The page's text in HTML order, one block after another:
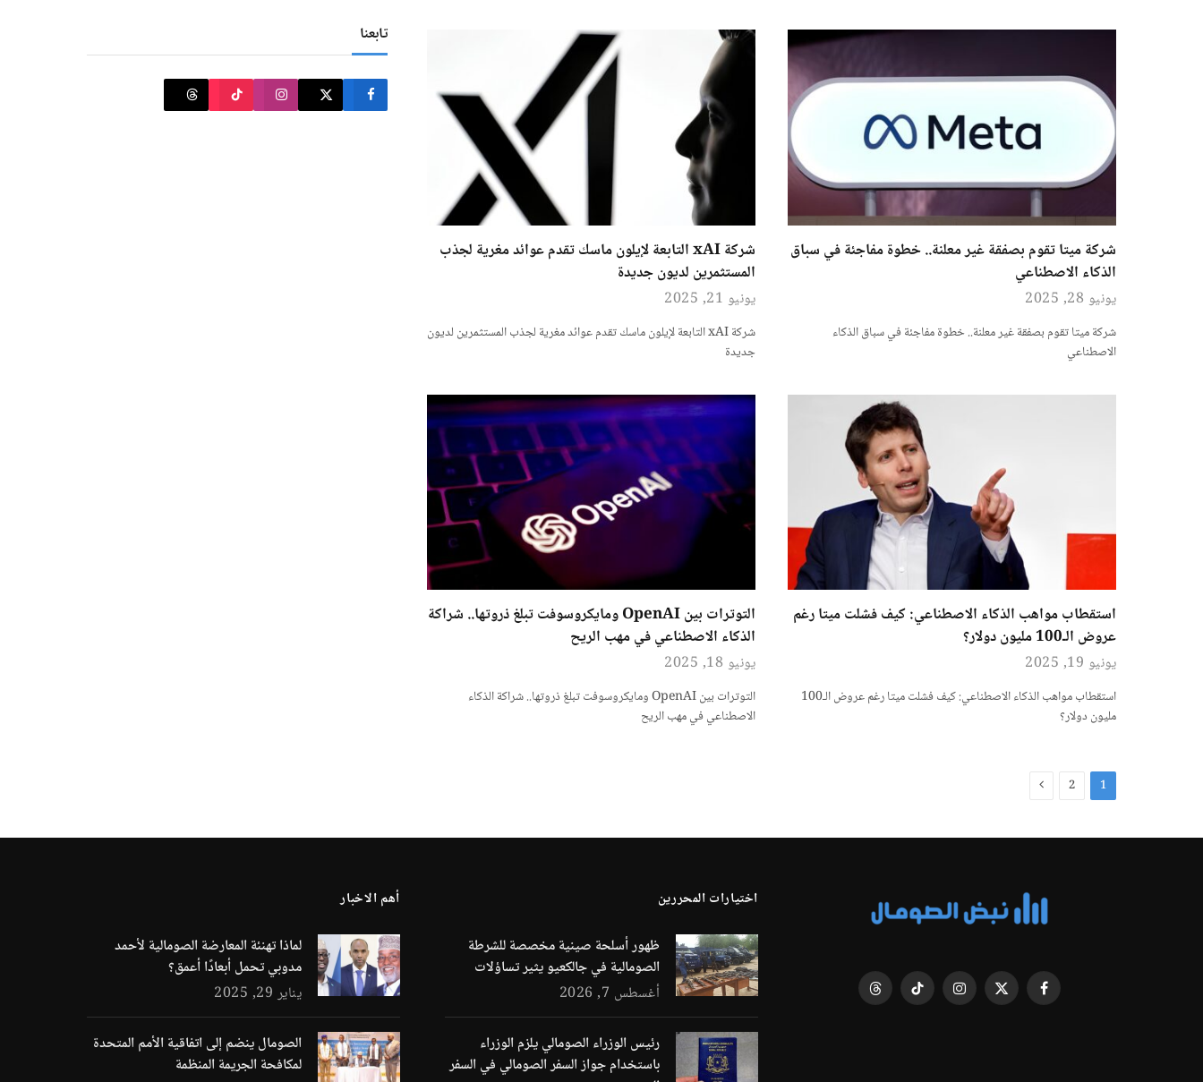
شركة ميتا تقوم بصفقة غير معلنة.. خطوة مفاجئة في سباق
الذكاء الاصطناعي
يونيو 28, 2025
شركة ميتا تقوم بصفقة غير معلنة.. خطوة مفاجئة في سباق الذكاء
الاصطناعي
شركة xAI التابعة لإيلون ماسك تقدم عوائد مغرية لجذب
المستثمرين لديون جديدة
يونيو 21, 2025
شركة xAI التابعة لإيلون ماسك تقدم عوائد مغرية لجذب المستثمرين لديون
جديدة
استقطاب مواهب الذكاء الاصطناعي: كيف فشلت ميتا رغم
عروض الـ100 مليون دولار؟
يونيو 19, 2025
استقطاب مواهب الذكاء الاصطناعي: كيف فشلت ميتا رغم عروض الـ100
مليون دولار؟
التوترات بين OpenAI ومايكروسوفت تبلغ ذروتها.. شراكة
الذكاء الاصطناعي في مهب الريح
يونيو 18, 2025
التوترات بين OpenAI ومايكروسوفت تبلغ ذروتها.. شراكة الذكاء
الاصطناعي في مهب الريح
1
2 التالي
تابعنا
فيسبوك X
الانستغرامتيكتوك Threads
اختيارات المحررين
ظهور أسلحة صينية مخصصة للشرطة
الصومالية في جالكعيو يثير تساؤلات
أغسطس 7, 2026
رئيس الوزراء الصومالي يلزم الوزراء
باستخدام جواز السفر الصومالي في السفر
أهم الاخبار
لماذا تهنئة المعارضة الصومالية لأحمد
مدوبي تحمل أبعادًا أعمق؟
يناير 29, 2025
الصومال ينضم إلى اتفاقية الأمم المتحدة
لمكافحة الجريمة المنظمة